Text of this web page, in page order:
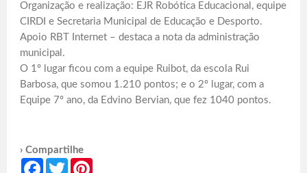
Organização e realização: EJR Robótica Educacional, equipe
CIRDI e Secretaria Municipal de Educação e Desporto.
Apoio RBT Internet – destaca a nota da administração
municipal.
O 1º lugar ficou com a equipe Ruibot, da escola Rui
Barbosa, que somou 1.210 pontos; e o 2º lugar, com a
Equipe 7º ano, da Edvino Bervian, que fez 1040 pontos.
› Compartilhe
FacebookTwitter